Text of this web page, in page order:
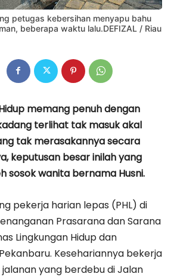
petugas kebersihan menyapu bahu
beberapa waktu lalu.DEFIZAL / Riau
memang penuh dengan
terlihat tak masuk akal
tak merasakannya secara
keputusan besar inilah yang
sosok wanita bernama Husni.
pekerja harian lepas (PHL) di
Prasarana dan Sarana
Lingkungan Hidup dan
Kesehariannya bekerja
yang berdebu di Jalan